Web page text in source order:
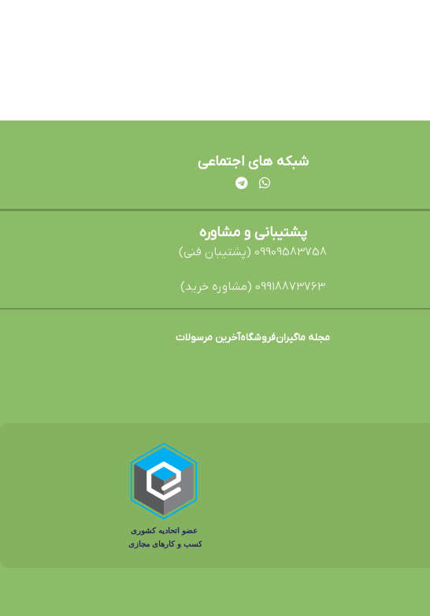
شبکه های اجتماعی
پشتیبانی و مشاوره
09909583758 (پشتیبان فنی)
09918873763 (مشاوره خرید)
مجله ماگیرانفروشگاهآخرین مرسولات